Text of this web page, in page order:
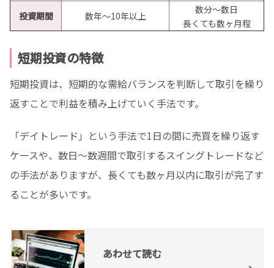
投資期間 数年〜10年以上
数分〜数日
長くても数ヶ月程
短期投資の特徴
短期投資は、短期的な需給バランスを判断して取引を繰り
返すことで利益を積み上げていく手法です。
「デイトレード」という手法で1日の間に売買を繰り返す
ケースや、数日〜数週間で取引するスイングトレードなど
の手法がありますが、長くても数ヶ月以内に取引が完了す
ることが多いです。
あわせて読む